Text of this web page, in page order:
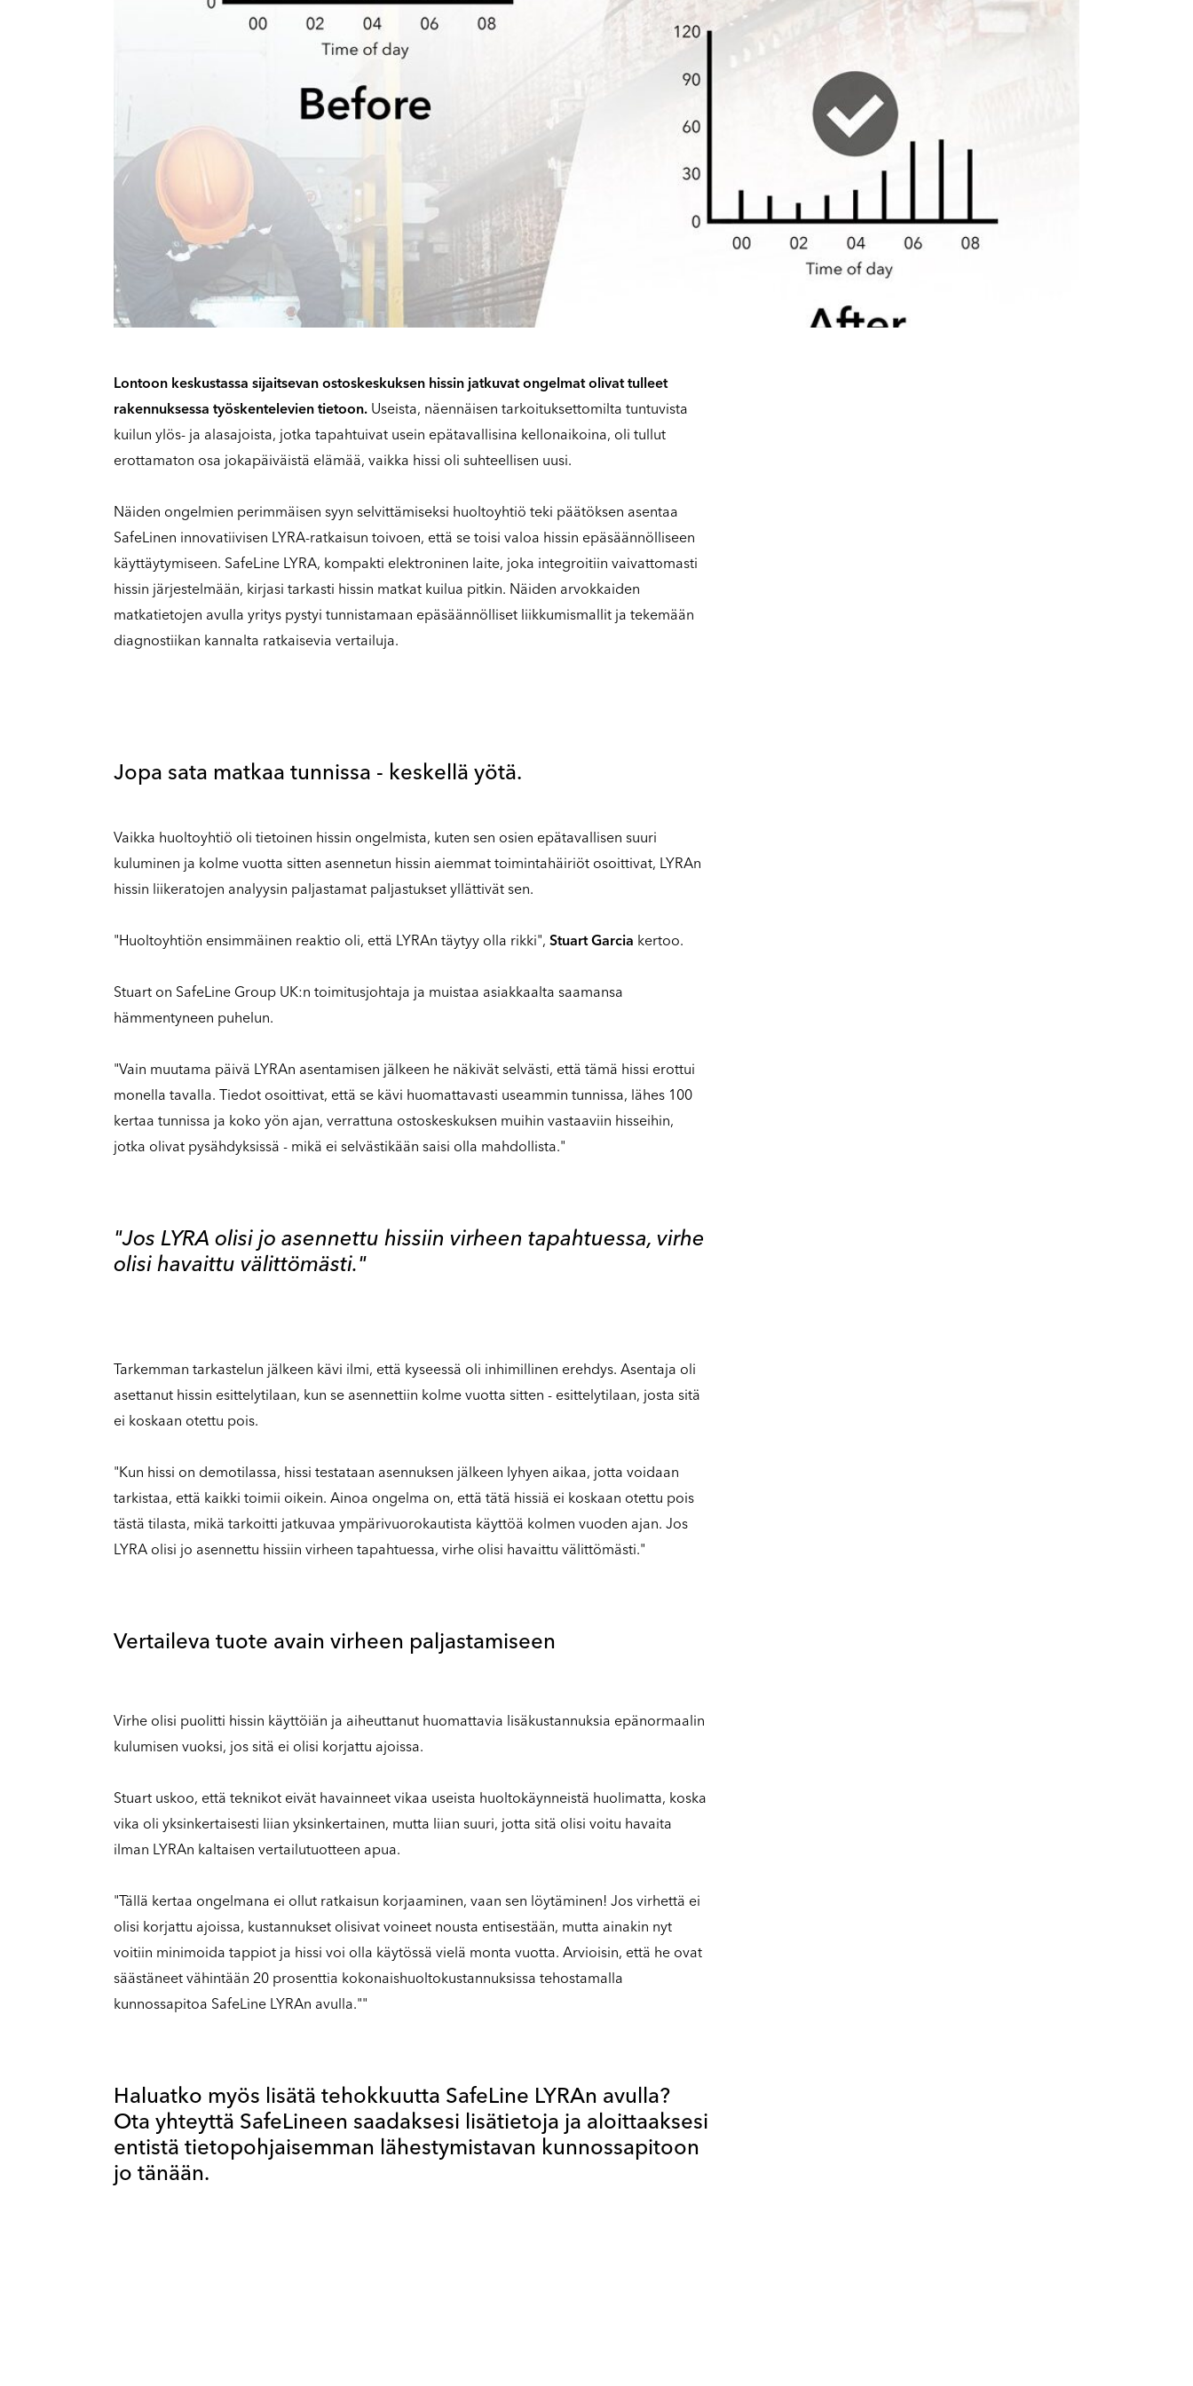
Lontoon keskustassa sijaitsevan ostoskeskuksen hissin jatkuvat ongelmat olivat tulleet
rakennuksessa työskentelevien tietoon. Useista, näennäisen tarkoituksettomilta tuntuvista
kuilun ylös- ja alasajoista, jotka tapahtuivat usein epätavallisina kellonaikoina, oli tullut
erottamaton osa jokapäiväistä elämää, vaikka hissi oli suhteellisen uusi.
Näiden ongelmien perimmäisen syyn selvittämiseksi huoltoyhtiö teki päätöksen asentaa
SafeLinen innovatiivisen LYRA-ratkaisun toivoen, että se toisi valoa hissin epäsäännölliseen
käyttäytymiseen. SafeLine LYRA, kompakti elektroninen laite, joka integroitiin vaivattomasti
hissin järjestelmään, kirjasi tarkasti hissin matkat kuilua pitkin. Näiden arvokkaiden
matkatietojen avulla yritys pystyi tunnistamaan epäsäännölliset liikkumismallit ja tekemään
diagnostiikan kannalta ratkaisevia vertailuja.
Jopa sata matkaa tunnissa - keskellä yötä.
Vaikka huoltoyhtiö oli tietoinen hissin ongelmista, kuten sen osien epätavallisen suuri
kuluminen ja kolme vuotta sitten asennetun hissin aiemmat toimintahäiriöt osoittivat, LYRAn
hissin liikeratojen analyysin paljastamat paljastukset yllättivät sen.
"Huoltoyhtiön ensimmäinen reaktio oli, että LYRAn täytyy olla rikki", Stuart Garcia kertoo.
Stuart on SafeLine Group UK:n toimitusjohtaja ja muistaa asiakkaalta saamansa
hämmentyneen puhelun.
"Vain muutama päivä LYRAn asentamisen jälkeen he näkivät selvästi, että tämä hissi erottui
monella tavalla. Tiedot osoittivat, että se kävi huomattavasti useammin tunnissa, lähes 100
kertaa tunnissa ja koko yön ajan, verrattuna ostoskeskuksen muihin vastaaviin hisseihin,
jotka olivat pysähdyksissä - mikä ei selvästikään saisi olla mahdollista."
"Jos LYRA olisi jo asennettu hissiin virheen tapahtuessa, virhe
olisi havaittu välittömästi."
Tarkemman tarkastelun jälkeen kävi ilmi, että kyseessä oli inhimillinen erehdys. Asentaja oli
asettanut hissin esittelytilaan, kun se asennettiin kolme vuotta sitten - esittelytilaan, josta sitä
ei koskaan otettu pois.
"Kun hissi on demotilassa, hissi testataan asennuksen jälkeen lyhyen aikaa, jotta voidaan
tarkistaa, että kaikki toimii oikein. Ainoa ongelma on, että tätä hissiä ei koskaan otettu pois
tästä tilasta, mikä tarkoitti jatkuvaa ympärivuorokautista käyttöä kolmen vuoden ajan. Jos
LYRA olisi jo asennettu hissiin virheen tapahtuessa, virhe olisi havaittu välittömästi."
Vertaileva tuote avain virheen paljastamiseen
Virhe olisi puolitti hissin käyttöiän ja aiheuttanut huomattavia lisäkustannuksia epänormaalin
kulumisen vuoksi, jos sitä ei olisi korjattu ajoissa.
Stuart uskoo, että teknikot eivät havainneet vikaa useista huoltokäynneistä huolimatta, koska
vika oli yksinkertaisesti liian yksinkertainen, mutta liian suuri, jotta sitä olisi voitu havaita
ilman LYRAn kaltaisen vertailutuotteen apua.
"Tällä kertaa ongelmana ei ollut ratkaisun korjaaminen, vaan sen löytäminen! Jos virhettä ei
olisi korjattu ajoissa, kustannukset olisivat voineet nousta entisestään, mutta ainakin nyt
voitiin minimoida tappiot ja hissi voi olla käytössä vielä monta vuotta. Arvioisin, että he ovat
säästäneet vähintään 20 prosenttia kokonaishuoltokustannuksissa tehostamalla
kunnossapitoa SafeLine LYRAn avulla.""
Haluatko myös lisätä tehokkuutta SafeLine LYRAn avulla?
Ota yhteyttä SafeLineen saadaksesi lisätietoja ja aloittaaksesi
entistä tietopohjaisemman lähestymistavan kunnossapitoon
jo tänään.